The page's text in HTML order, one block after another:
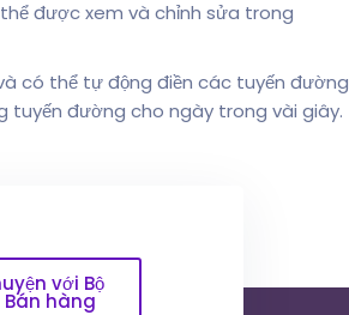
được xem và chỉnh sửa trong
có thể tự động điền các tuyến đường
tuyến đường cho ngày trong vài giây.
với Bộ
Bán hàng